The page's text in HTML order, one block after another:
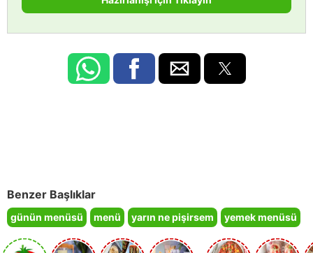
Benzer Başlıklar
günün menüsü menü yarın ne pişirsem yemek menüsü